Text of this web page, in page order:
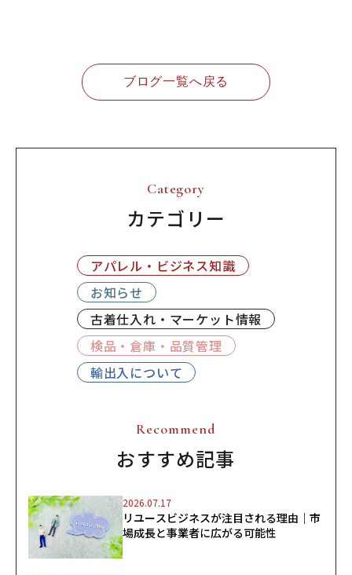
ブログ一覧へ戻る
Category
カテゴリー
アパレル・ビジネス知識
お知らせ
古着仕入れ・マーケット情報
検品・倉庫・品質管理
輸出入について
Recommend
おすすめ記事
2026.07.17
リユースビジネスが注目される理由｜市
場成長と事業者に広がる可能性